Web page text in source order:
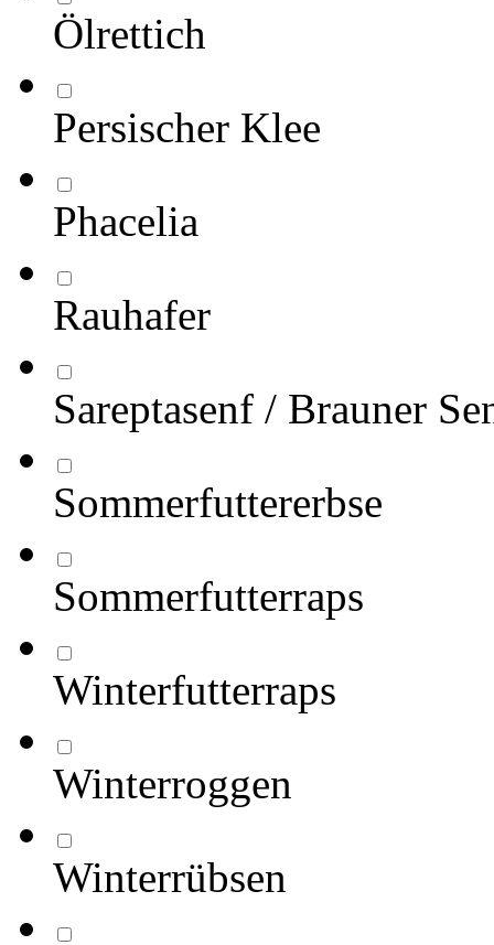
Ölrettich
Persischer Klee
Phacelia
Rauhafer
Sareptasenf / Brauner
Sommerfuttererbse
Sommerfutterraps
Winterfutterraps
Winterroggen
Winterrübsen